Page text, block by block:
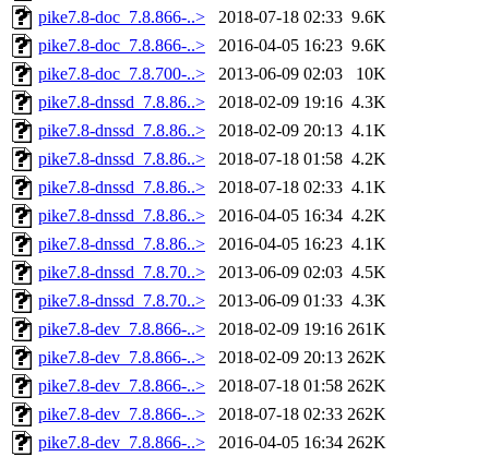
pike7.8-doc_7.8.866-..>
2018-07-18 02:33 9.6K
pike7.8-doc_7.8.866-..>
2016-04-05 16:23 9.6K
pike7.8-doc_7.8.700-..>
2013-06-09 02:03
10K
pike7.8-dnssd_7.8.86..>
2018-02-09 19:16 4.3K
pike7.8-dnssd_7.8.86..>
2018-02-09 20:13 4.1K
pike7.8-dnssd_7.8.86..>
2018-07-18 01:58 4.2K
pike7.8-dnssd_7.8.86..>
2018-07-18 02:33 4.1K
pike7.8-dnssd_7.8.86..>
2016-04-05 16:34 4.2K
pike7.8-dnssd_7.8.86..>
2016-04-05 16:23 4.1K
pike7.8-dnssd_7.8.70..>
2013-06-09 02:03 4.5K
pike7.8-dnssd_7.8.70..>
2013-06-09 01:33 4.3K
pike7.8-dev_7.8.866-..>
2018-02-09 19:16 261K
pike7.8-dev_7.8.866-..>
2018-02-09 20:13 262K
pike7.8-dev_7.8.866-..>
2018-07-18 01:58 262K
pike7.8-dev_7.8.866-..>
2018-07-18 02:33 262K
pike7.8-dev_7.8.866-..>
2016-04-05 16:34 262K